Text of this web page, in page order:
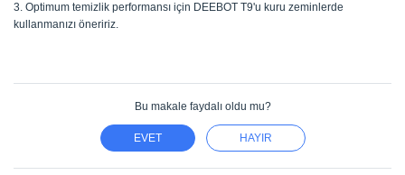
3. Optimum temizlik performansı için DEEBOT T9'u kuru zeminlerde
kullanmanızı öneririz.
Bu makale faydalı oldu mu?
EVET HAYIR